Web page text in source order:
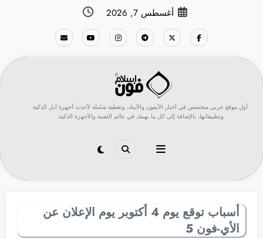
أغسطس 7, 2026
أول موقع عربي متخصص في أخبار الآيفون والآيباد، وتغطية شاملة لأحدث أجهزة أبل الذكية
وتطبيقاتها، بالإضافة إلى كل ما يهمك في عالم التقنية والأجهزة الذكية.
أسباب توقع يوم 4 أكتوبر يوم الإعلان عن
الأي-فون 5